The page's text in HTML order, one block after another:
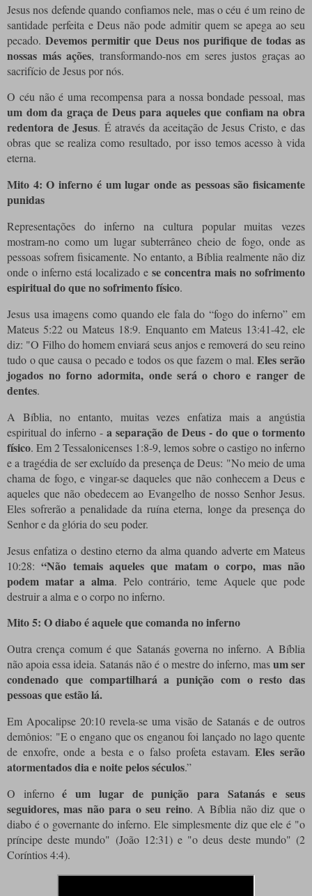
Jesus nos defende quando confiamos nele, mas o céu é um reino de
santidade perfeita e Deus não pode admitir quem se apega ao seu
pecado. Devemos permitir que Deus nos purifique de todas as
nossas más ações, transformando-nos em seres justos graças ao
sacrifício de Jesus por nós.
O céu não é uma recompensa para a nossa bondade pessoal, mas
um dom da graça de Deus para aqueles que confiam na obra
redentora de Jesus. É através da aceitação de Jesus Cristo, e das
obras que se realiza como resultado, por isso temos acesso à vida
eterna.
Mito 4: O inferno é um lugar onde as pessoas são fisicamente
punidas
Representações do inferno na cultura popular muitas vezes
mostram-no como um lugar subterrâneo cheio de fogo, onde as
pessoas sofrem fisicamente. No entanto, a Bíblia realmente não diz
onde o inferno está localizado e se concentra mais no sofrimento
espiritual do que no sofrimento físico.
Jesus usa imagens como quando ele fala do “fogo do inferno” em
Mateus 5:22 ou Mateus 18:9. Enquanto em Mateus 13:41-42, ele
diz: "O Filho do homem enviará seus anjos e removerá do seu reino
tudo o que causa o pecado e todos os que fazem o mal.Eles serão
jogados no forno adormita, onde será o choro e ranger de
dentes.
A Bíblia, no entanto, muitas vezes enfatiza mais a angústia
espiritual do inferno - a separação de Deus - do que o tormento
físico. Em 2 Tessalonicenses 1:8-9, lemos sobre o castigo no inferno
e a tragédia de ser excluído da presença de Deus: "No meio de uma
chama de fogo, e vingar-se daqueles que não conhecem a Deus e
aqueles que não obedecem ao Evangelho de nosso Senhor Jesus.
Eles sofrerão a penalidade da ruína eterna, longe da presença do
Senhor e da glória do seu poder.
Jesus enfatiza o destino eterno da alma quando adverte em Mateus
10:28:“Não temais aqueles que matam o corpo, mas não
podem matar a alma. Pelo contrário, teme Aquele que pode
destruir a alma e o corpo no inferno.
Mito 5: O diabo é aquele que comanda no inferno
Outra crença comum é que Satanás governa no inferno. A Bíblia
não apoia essa ideia. Satanás não é o mestre do inferno, masum ser
condenado que compartilhará a punição com o resto das
pessoas que estão lá.
Em Apocalipse 20:10 revela-se uma visão de Satanás e de outros
demônios: "E o engano que os enganou foi lançado no lago quente
de enxofre, onde a besta e o falso profeta estavam.Eles serão
atormentados dia e noite pelos séculos.”
O infernoé um lugar de punição para Satanás e seus
seguidores, mas não para o seu reino. A Bíblia não diz que o
diabo é o governante do inferno. Ele simplesmente diz que ele é "o
príncipe deste mundo" (João 12:31) e "o deus deste mundo" (2
Coríntios 4:4).